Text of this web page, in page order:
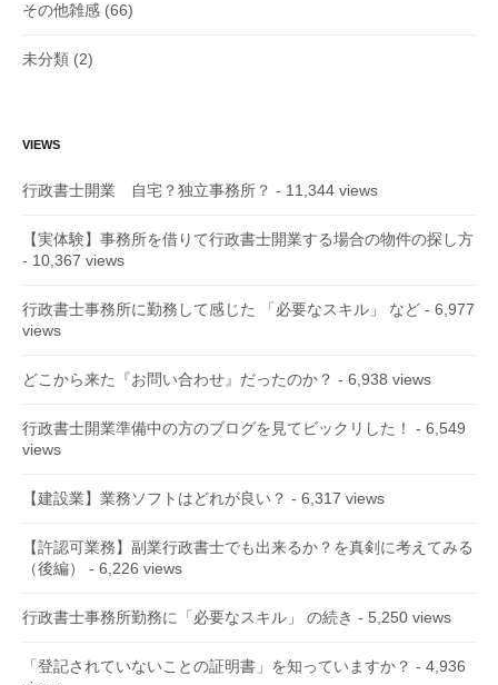
その他雑感 (66)
未分類 (2)
VIEWS
行政書士開業 自宅？独立事務所？ - 11,344 views
【実体験】事務所を借りて行政書士開業する場合の物件の探し方
- 10,367 views
行政書士事務所に勤務して感じた 「必要なスキル」 など - 6,977
views
どこから来た『お問い合わせ』だったのか？ - 6,938 views
行政書士開業準備中の方のブログを見てビックリした！
- 6,549
views
【建設業】業務ソフトはどれが良い？ - 6,317 views
【許認可業務】副業行政書士でも出来るか？を真剣に考えてみる
（後編）
- 6,226 views
行政書士事務所勤務に「必要なスキル」 の続き - 5,250 views
「登記されていないことの証明書」を知っていますか？ - 4,936